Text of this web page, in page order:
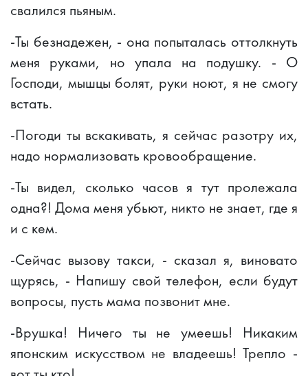
свалился пьяным.
-Ты безнадежен, - она попыталась оттолкнуть
меня руками, но упала на подушку. - О
Господи, мышцы болят, руки ноют, я не смогу
встать.
-Погоди ты вскакивать, я сейчас разотру их,
надо нормализовать кровообращение.
-Ты видел, сколько часов я тут пролежала
одна?! Дома меня убьют, никто не знает, где я
и с кем.
-Сейчас вызову такси, - сказал я, виновато
щурясь, - Напишу свой телефон, если будут
вопросы, пусть мама позвонит мне.
-Врушка! Ничего ты не умеешь! Никаким
японским искусством не владеешь! Трепло -